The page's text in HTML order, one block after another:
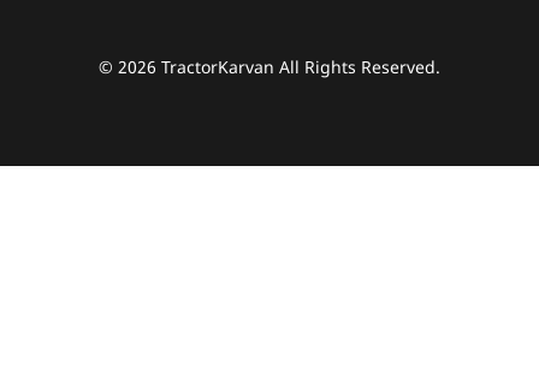
© 2026 TractorKarvan All Rights Reserved.